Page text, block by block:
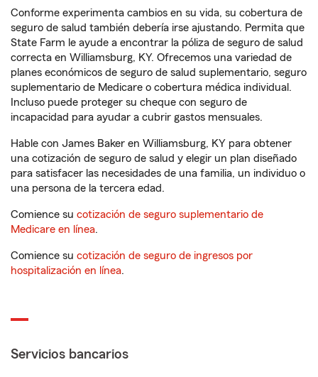
Conforme experimenta cambios en su vida, su cobertura de
seguro de salud también debería irse ajustando. Permita que
State Farm le ayude a encontrar la póliza de seguro de salud
correcta en Williamsburg, KY. Ofrecemos una variedad de
planes económicos de seguro de salud suplementario, seguro
suplementario de Medicare o cobertura médica individual.
Incluso puede proteger su cheque con seguro de
incapacidad para ayudar a cubrir gastos mensuales.
Hable con James Baker en Williamsburg, KY para obtener
una cotización de seguro de salud y elegir un plan diseñado
para satisfacer las necesidades de una familia, un individuo o
una persona de la tercera edad.
Comience su cotización de seguro suplementario de
Medicare en línea.
Comience su cotización de seguro de ingresos por
hospitalización en línea.
Servicios bancarios